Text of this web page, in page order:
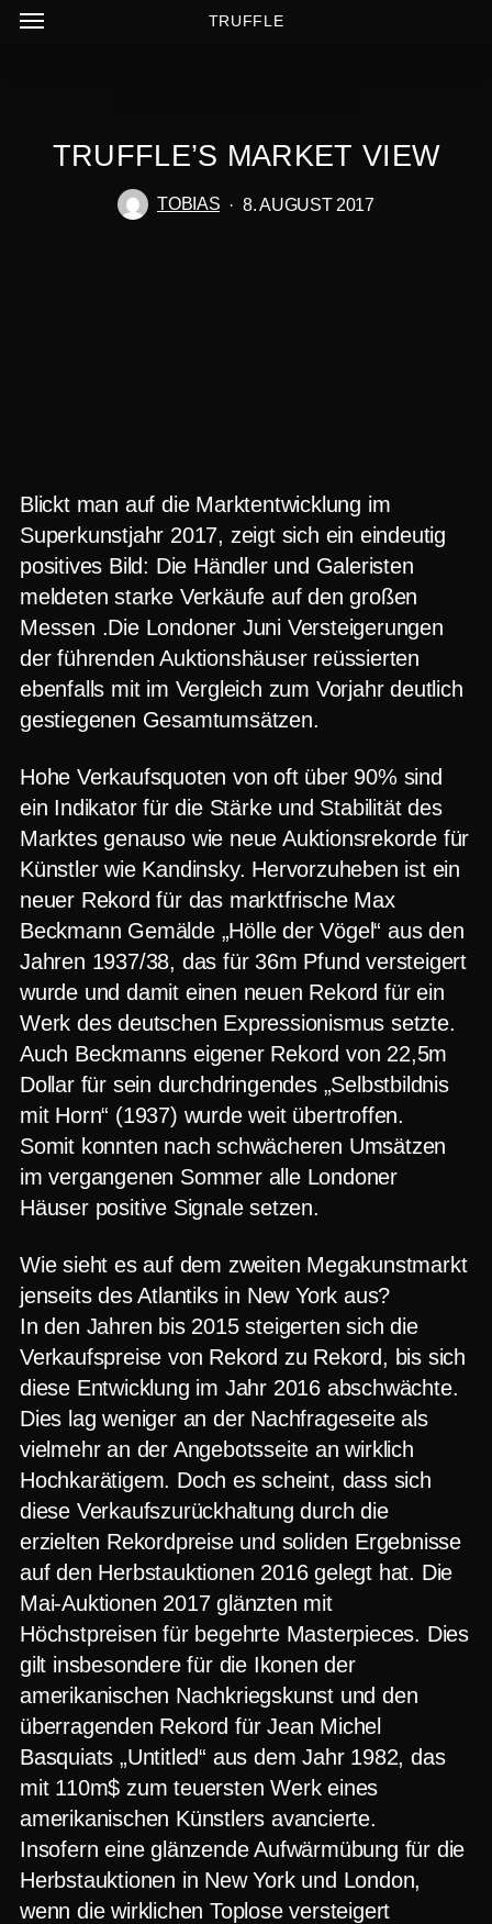
ZUM
TRUFFLE
MENÜ
TRUFFLE’S MARKET VIEW
TOBIAS 8. AUGUST 2017
Blickt man auf die Marktentwicklung im
Superkunstjahr 2017, zeigt sich ein eindeutig
positives Bild: Die Händler und Galeristen
meldeten starke Verkäufe auf den großen
Messen .Die Londoner Juni Versteigerungen
der führenden Auktionshäuser reüssierten
ebenfalls mit im Vergleich zum Vorjahr deutlich
gestiegenen Gesamtumsätzen.
Hohe Verkaufsquoten von oft über 90% sind
ein Indikator für die Stärke und Stabilität des
Marktes genauso wie neue Auktionsrekorde für
Künstler wie Kandinsky. Hervorzuheben ist ein
neuer Rekord für das marktfrische Max
Beckmann Gemälde „Hölle der Vögel“ aus den
Jahren 1937/38, das für 36m Pfund versteigert
wurde und damit einen neuen Rekord für ein
Werk des deutschen Expressionismus setzte.
Auch Beckmanns eigener Rekord von 22,5m
Dollar für sein durchdringendes „Selbstbildnis
mit Horn“ (1937) wurde weit übertroffen.
Somit konnten nach schwächeren Umsätzen
im vergangenen Sommer alle Londoner
Häuser positive Signale setzen.
Wie sieht es auf dem zweiten Megakunstmarkt
jenseits des Atlantiks in New York aus?
In den Jahren bis 2015 steigerten sich die
Verkaufspreise von Rekord zu Rekord, bis sich
diese Entwicklung im Jahr 2016 abschwächte.
Dies lag weniger an der Nachfrageseite als
vielmehr an der Angebotsseite an wirklich
Hochkarätigem. Doch es scheint, dass sich
diese Verkaufszurückhaltung durch die
erzielten Rekordpreise und soliden Ergebnisse
auf den Herbstauktionen 2016 gelegt hat. Die
Mai-Auktionen 2017 glänzten mit
Höchstpreisen für begehrte Masterpieces. Dies
gilt insbesondere für die Ikonen der
amerikanischen Nachkriegskunst und den
überragenden Rekord für Jean Michel
Basquiats „Untitled“ aus dem Jahr 1982, das
mit 110m$ zum teuersten Werk eines
amerikanischen Künstlers avancierte.
Insofern eine glänzende Aufwärmübung für die
Herbstauktionen in New York und London,
wenn die wirklichen Toplose versteigert